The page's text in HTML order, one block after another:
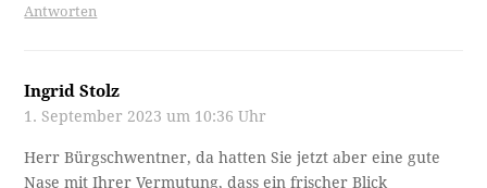
Antworten
Ingrid Stolz
1. September 2023 um 10:36 Uhr
Herr Bürgschwentner, da hatten Sie jetzt aber eine gute
Nase mit Ihrer Vermutung, dass ein frischer Blick